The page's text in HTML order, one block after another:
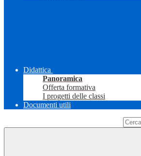
Didattica
Panoramica
Offerta formativa
I progetti delle classi
Documenti utili